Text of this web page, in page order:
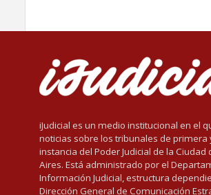
iJudicial es un medio institucional en el
noticias sobre los tribunales de primera
instancia del Poder Judicial de la Ciudad
Aires. Está administrado por el
Información Judicial, estructura
Dirección General de Comunicación